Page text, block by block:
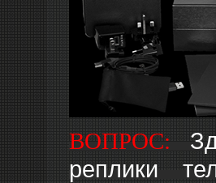
ВОПРОС:
реплики